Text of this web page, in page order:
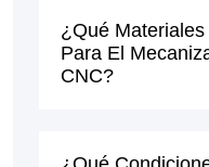
¿Qué
Para El
CNC?